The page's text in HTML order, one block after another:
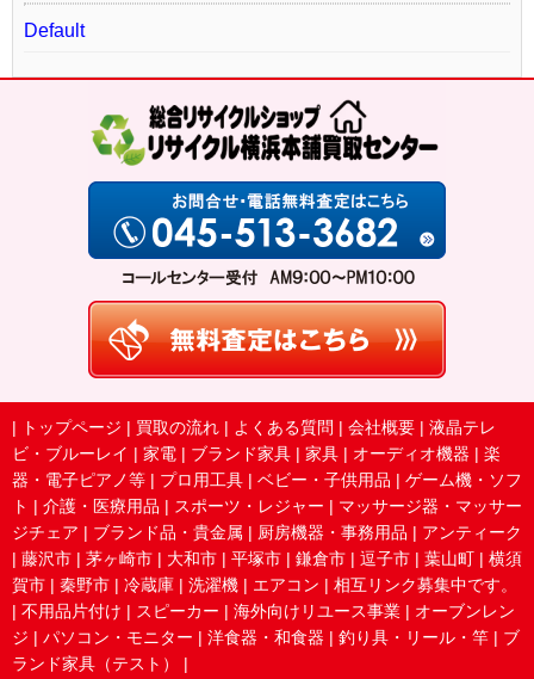
Default
| トップページ | 買取の流れ | よくある質問 | 会社概要 | 液晶テレ
ビ・ブルーレイ | 家電 | ブランド家具 | 家具 | オーディオ機器 | 楽
器・電子ピアノ等 | プロ用工具 | ベビー・子供用品 | ゲーム機・ソフ
ト | 介護・医療用品 | スポーツ・レジャー | マッサージ器・マッサー
ジチェア | ブランド品・貴金属 | 厨房機器・事務用品 | アンティーク
| 藤沢市 | 茅ヶ崎市 | 大和市 | 平塚市 | 鎌倉市 | 逗子市 | 葉山町 | 横須
賀市 | 秦野市 | 冷蔵庫 | 洗濯機 | エアコン | 相互リンク募集中です。
| 不用品片付け | スピーカー | 海外向けリユース事業 | オーブンレン
ジ | パソコン・モニター | 洋食器・和食器 | 釣り具・リール・竿 | ブ
ランド家具（テスト）
|